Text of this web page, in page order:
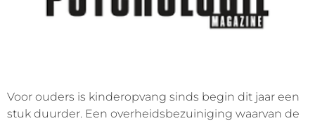
Voor ouders is kinderopvang sinds begin dit jaar een
stuk duurder. Een overheidsbezuiniging waarvan de